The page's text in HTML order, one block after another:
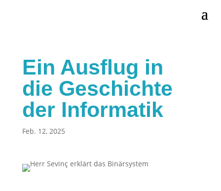
Ein Ausflug in
die Geschichte
der Informatik
Feb. 12, 2025